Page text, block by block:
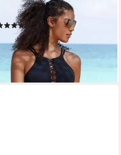
BENCH.
Bikini-Hose Perfect
(200)
24,99 €
lieferbar - in 1-2 Werktagen bei dir